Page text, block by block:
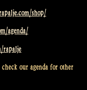
shop/
agenda/
rapalje
our agenda for other